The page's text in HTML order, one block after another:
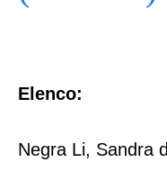
Elenco:
Negra Li, Sandra